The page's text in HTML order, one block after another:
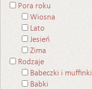
Pora roku
Wiosna
Lato
Jesień
Zima
Rodzaje
Babeczki i muffinki
Babki